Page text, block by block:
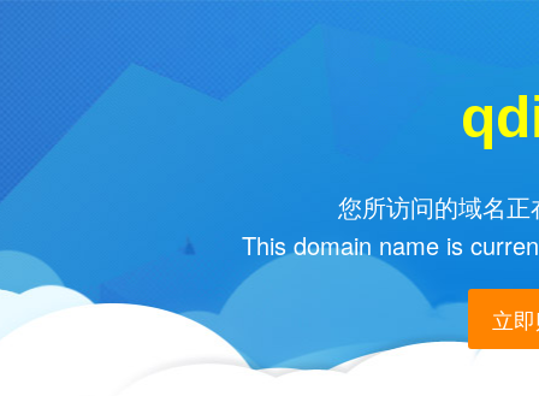
您所访问的域名
This domain name is
立